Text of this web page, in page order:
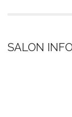
SALON